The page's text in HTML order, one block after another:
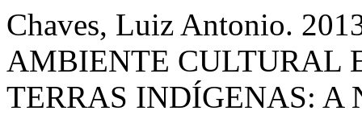
Chaves, Luiz Antonio.
AMBIENTE CULTURAL
TERRAS INDÍGENAS: A